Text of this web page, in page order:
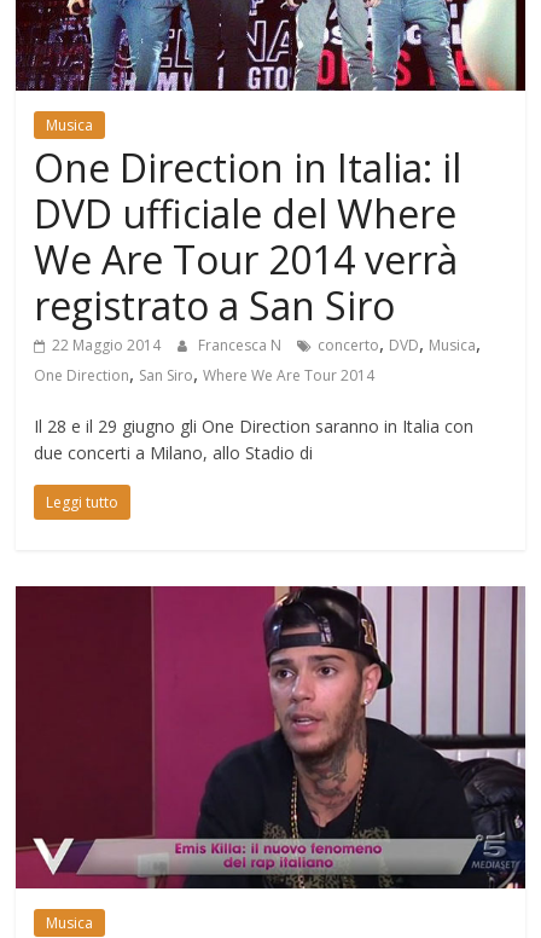
Mondo
Musica
One Direction in Italia: il
DVD ufficiale del Where
We Are Tour 2014 verrà
registrato a San Siro
22 Maggio 2014 Francesca N concerto, DVD, Musica,
One Direction, San Siro,Where We Are Tour 2014
Il 28 e il 29 giugno gli One Direction saranno in Italia con
due concerti a Milano, allo Stadio di
Leggi tutto
Musica